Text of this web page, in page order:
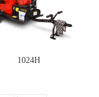
1024H